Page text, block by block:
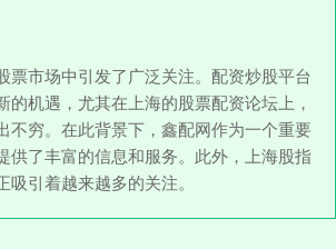
票市场中引发了广泛关注。配资炒股平台
的机遇，尤其在上海的股票配资论坛上，
不穷。在此背景下，鑫配网作为一个重要
供了丰富的信息和服务。此外，上海股指
引着越来越多的关注。